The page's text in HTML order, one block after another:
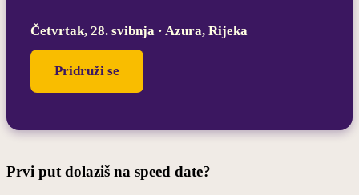
Četvrtak, 28. svibnja · Azura, Rijeka
Pridruži se
Prvi put dolaziš na speed date?